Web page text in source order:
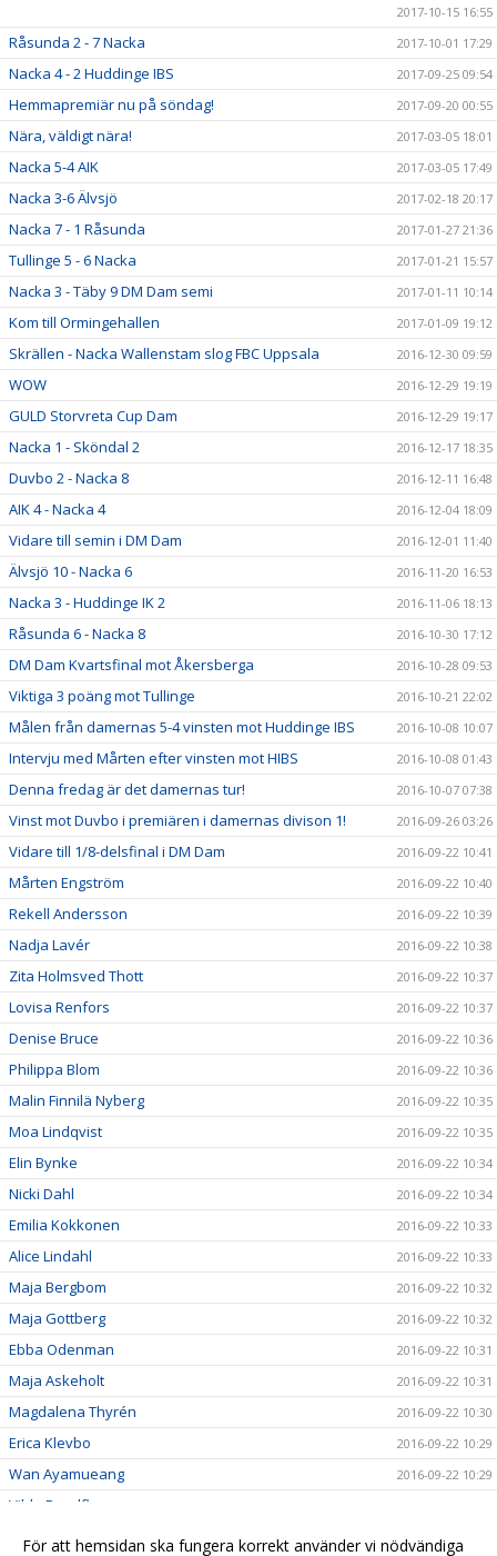
2017-10-15 16:55
Råsunda 2 - 7 Nacka 2017-10-01 17:29
Nacka 4 - 2 Huddinge IBS 2017-09-25 09:54
Hemmapremiär nu på söndag! 2017-09-20 00:55
Nära, väldigt nära! 2017-03-05 18:01
Nacka 5-4 AIK 2017-03-05 17:49
Nacka 3-6 Älvsjö 2017-02-18 20:17
Nacka 7 - 1 Råsunda 2017-01-27 21:36
Tullinge 5 - 6 Nacka 2017-01-21 15:57
Nacka 3 - Täby 9 DM Dam semi 2017-01-11 10:14
Kom till Ormingehallen 2017-01-09 19:12
Skrällen - Nacka Wallenstam slog FBC Uppsala 2016-12-30 09:59
WOW 2016-12-29 19:19
GULD Storvreta Cup Dam 2016-12-29 19:17
Nacka 1 - Sköndal 2 2016-12-17 18:35
Duvbo 2 - Nacka 8 2016-12-11 16:48
AIK 4 - Nacka 4 2016-12-04 18:09
Vidare till semin i DM Dam 2016-12-01 11:40
Älvsjö 10 - Nacka 6 2016-11-20 16:53
Nacka 3 - Huddinge IK 2 2016-11-06 18:13
Råsunda 6 - Nacka 8 2016-10-30 17:12
DM Dam Kvartsfinal mot Åkersberga 2016-10-28 09:53
Viktiga 3 poäng mot Tullinge 2016-10-21 22:02
Målen från damernas 5-4 vinsten mot Huddinge IBS 2016-10-08 10:07
Intervju med Mårten efter vinsten mot HIBS 2016-10-08 01:43
Denna fredag är det damernas tur! 2016-10-07 07:38
Vinst mot Duvbo i premiären i damernas divison 1! 2016-09-26 03:26
Vidare till 1/8-delsfinal i DM Dam 2016-09-22 10:41
Mårten Engström 2016-09-22 10:40
Rekell Andersson 2016-09-22 10:39
Nadja Lavér 2016-09-22 10:38
Zita Holmsved Thott 2016-09-22 10:37
Lovisa Renfors 2016-09-22 10:37
Denise Bruce 2016-09-22 10:36
Philippa Blom 2016-09-22 10:36
Malin Finnilä Nyberg 2016-09-22 10:35
Moa Lindqvist 2016-09-22 10:35
Elin Bynke 2016-09-22 10:34
Nicki Dahl 2016-09-22 10:34
Emilia Kokkonen 2016-09-22 10:33
Alice Lindahl 2016-09-22 10:33
Maja Bergbom 2016-09-22 10:32
Maja Gottberg 2016-09-22 10:32
Ebba Odenman 2016-09-22 10:31
Maja Askeholt 2016-09-22 10:31
Magdalena Thyrén 2016-09-22 10:30
Erica Klevbo 2016-09-22 10:29
Wan Ayamueang 2016-09-22 10:29
Vilde Rundfloen
Hanna Berg 2016-09-22 10:26
För att hemsidan ska fungera korrekt använder vi nödvändiga